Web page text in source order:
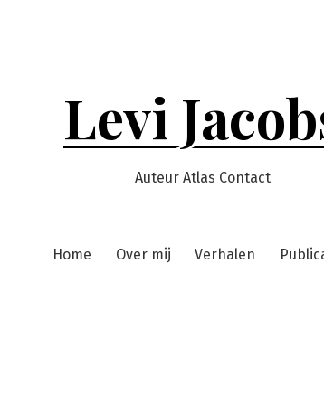
Levi
Auteur Atlas Contact
Home Over mij Verhalen